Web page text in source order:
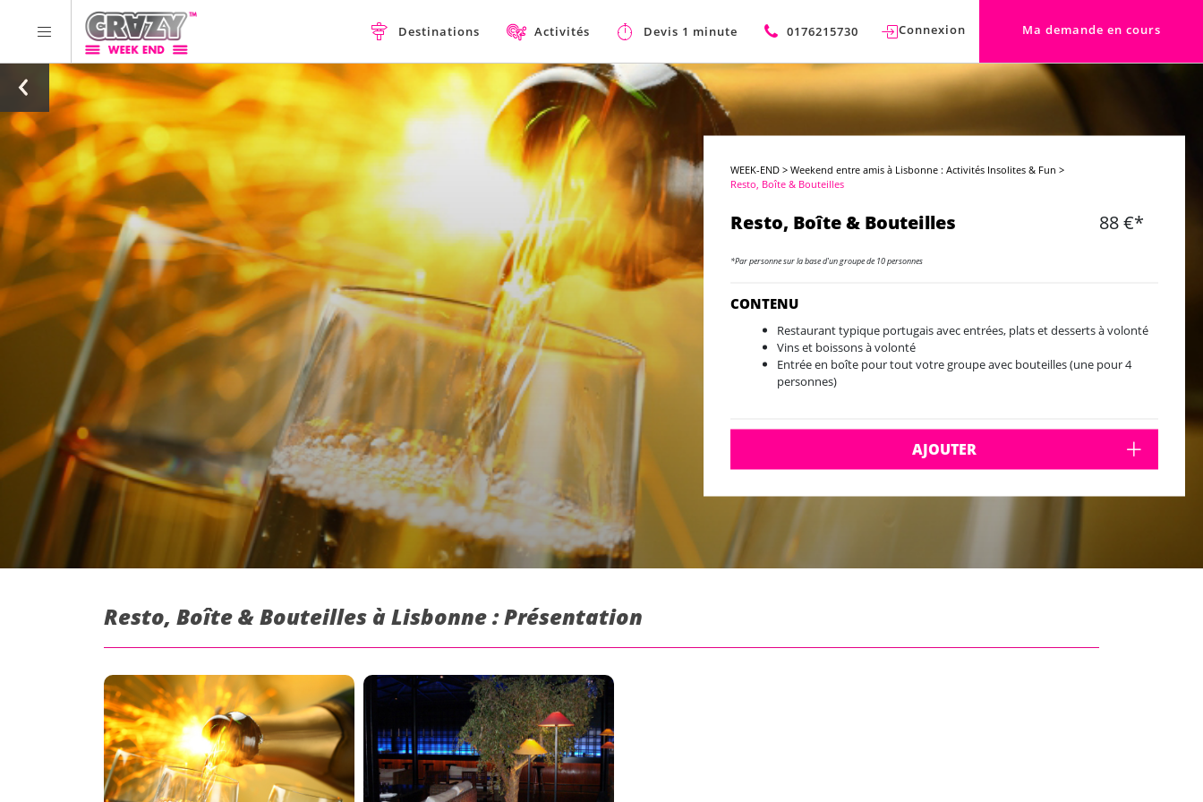
Destinations Activités Devis 1 minute 0176215730 Connexion Ma demande en cours
WEEK-END >Weekend entre amis à Lisbonne : Activités Insolites & Fun >
Resto, Boîte & Bouteilles
Resto, Boîte & Bouteilles 88 €*
*Par personne sur la base d'un groupe de 10 personnes
CONTENU
Restaurant typique portugais avec entrées, plats et desserts à volonté
Vins et boissons à volonté
Entrée en boîte pour tout votre groupe avec bouteilles (une pour 4
personnes)
AJOUTER
Resto, Boîte & Bouteilles à Lisbonne : Présentation